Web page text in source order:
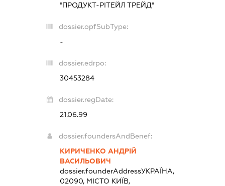
"ПРОДУКТ-РІТЕЙЛ ТРЕЙД"
dossier.opfSubType:
-
dossier.edrpo:
30453284
dossier.regDate:
21.06.99
dossier.foundersAndBenef:
КИРИЧЕНКО АНДРІЙ
ВАСИЛЬОВИЧ
dossier.founderAddressУКРАЇНА,
02090, МІСТО КИЇВ,